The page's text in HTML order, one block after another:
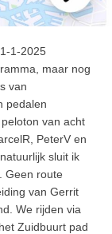
1-2025
maar nog
van
pedalen
van acht
PeterV en
sluit ik
Geen route
van Gerrit
We rijden via
Zuidbuurt pad